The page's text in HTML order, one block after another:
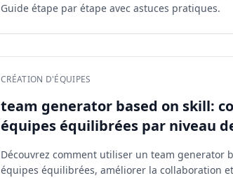
Guide étape par étape avec astuces pratiques.
CRÉATION D'ÉQUIPES
team generator based on skill:
équipes équilibrées par niveau
Découvrez comment utiliser un team generator
équipes équilibrées, améliorer la collaboration